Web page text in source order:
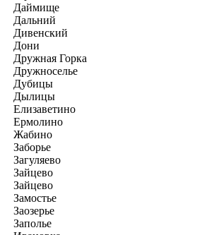
Даймище
Дальний
Дивенский
Дони
Дружная Горка
Дружноселье
Дубицы
Дылицы
Елизаветино
Ермолино
Жабино
Заборье
Загуляево
Зайцево
Зайцево
Замостье
Заозерье
Заполье